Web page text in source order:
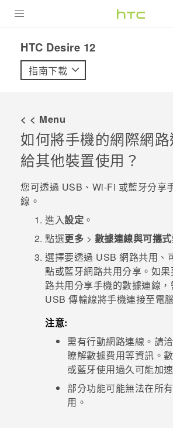
VIVE
配件
VIVERSE
優惠專區
焦點訊息
企業採購
銷售門市
銷售通路
支援服務
VIVELAND
HTC Desire 12‎
指南下載
< < Menu
如何將手機的網際網
給其他裝置使用？
您可透過 USB、 Wi-Fi 或藍牙分享
線。
進入設定 。
點選更多 > 數據連線與可攜
選擇要透過 USB 網路共用、
點或藍牙網路共用分享。如
路共用分享手機的數據連線
USB 傳輸線將手機連接至電
注意:
需有行動網路連線。請
瞭解數據費用等資訊。
或藍牙使用過久可能加
部分功能可能無法在所
用。